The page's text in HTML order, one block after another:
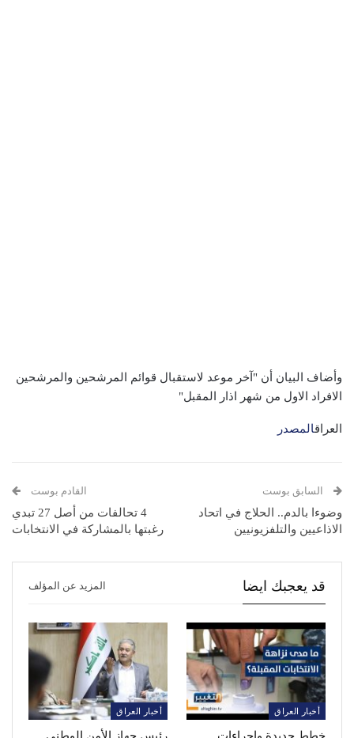
وأضاف البيان أن "آخر موعد لاستقبال قوائم المرشحين والمرشحين
الافراد الاول من شهر اذار المقبل"
العراقالمصدر
السابق بوست
وضوءا بالدم.. الحلاج في اتحاد
الاذاعيين والتلفزيونيين
القادم بوست
4 تحالفات من أصل 27 تبدي
رغبتها بالمشاركة في الانتخابات
قد يعجبك ايضا المزيد عن المؤلف
أخبار العراق أخبار العراق